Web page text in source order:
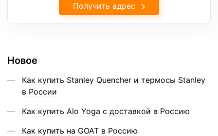
Получить адрес
Новое
Как купить Stanley Quencher и термосы Stanley
в России
Как купить Alo Yoga с доставкой в Россию
Как купить на GOAT в Россию